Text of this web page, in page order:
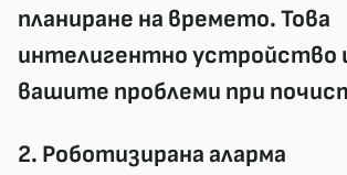
планиране на времето. Това
интелигентно устройство
вашите проблеми при
2. Роботизирана аларма